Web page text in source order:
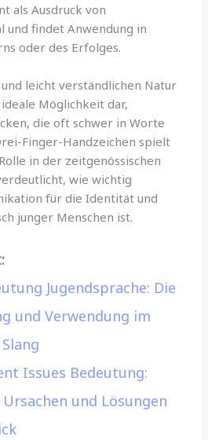
als Ausdruck von
und findet Anwendung in
oder des Erfolges.
leicht verständlichen Natur
Möglichkeit dar,
die oft schwer in Worte
Finger-Handzeichen spielt
in der zeitgenössischen
wie wichtig
für die Identität und
junger Menschen ist.
Jugendsprache: Die
und Verwendung im
Issues Bedeutung:
und Lösungen